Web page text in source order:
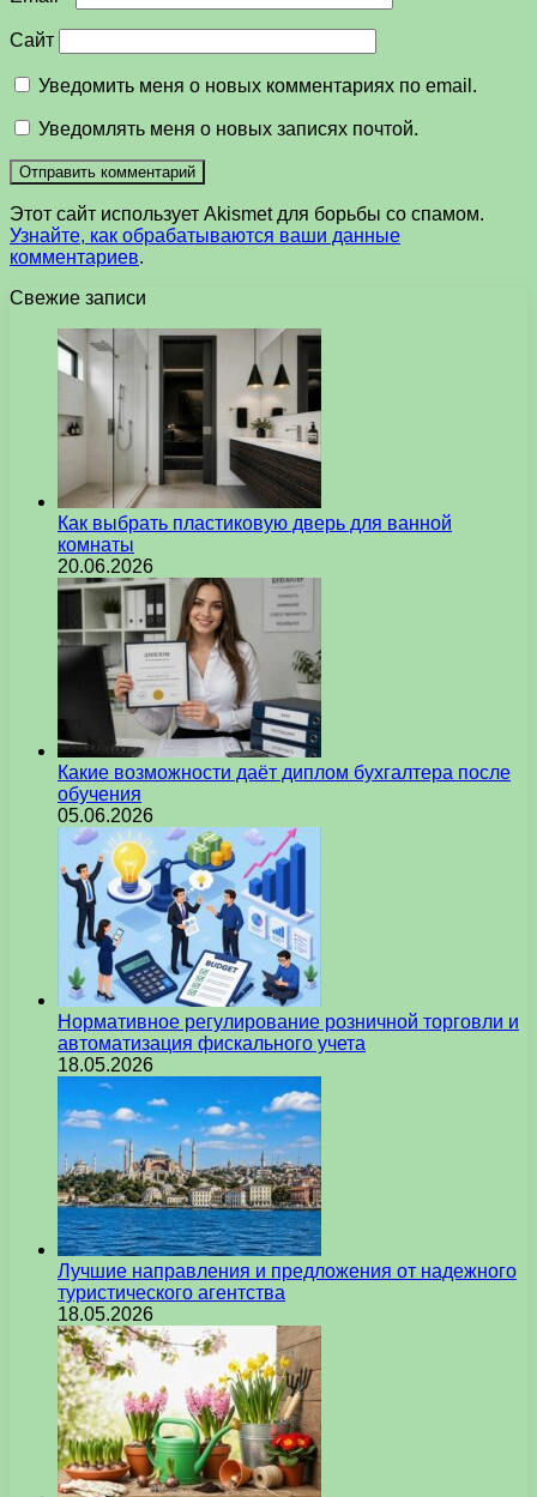
Сайт
Уведомить меня о новых комментариях по email.
Уведомлять меня о новых записях почтой.
Этот сайт использует Akismet для борьбы со спамом.
Узнайте, как обрабатываются ваши данные
комментариев.
Свежие записи
Как выбрать пластиковую дверь для ванной
комнаты
20.06.2026
Какие возможности даёт диплом бухгалтера после
обучения
05.06.2026
Нормативное регулирование розничной торговли и
автоматизация фискального учета
18.05.2026
Лучшие направления и предложения от надежного
туристического агентства
18.05.2026